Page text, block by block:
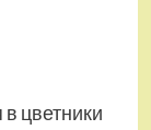
цветники